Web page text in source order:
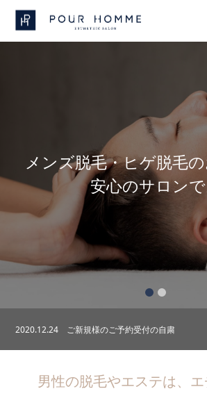
メンズ脱毛・ヒゲ脱毛の
安心のサロンで
2020.12.24 ご新規様のご予約受付の自粛
男性の脱毛やエステは、エ